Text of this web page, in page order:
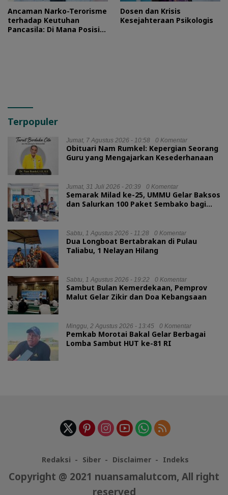
Ancaman Narko-Terorisme
terhadap Keutuhan
Pancasila: Di Mana Posisi
Dosen dan Krisis
Kesejahteraan Psikologis
Terpopuler
Jumat, 7 Agustus 2026 - 10:58 0 Komentar
Obituari Nam Rumkel: Kepergian Seorang
Guru yang Mengajarkan Kesederhanaan
Jumat, 31 Juli 2026 - 20:39 0 Komentar
Semarak Milad ke-25, UMMU Gelar Baksos
dan Salurkan 100 Paket Sembako bagi
Sabtu, 1 Agustus 2026 - 11:28 0 Komentar
Dua Longboat Bertabrakan di Pulau
Taliabu, 1 Nelayan Hilang
Sabtu, 1 Agustus 2026 - 19:22 0 Komentar
Sambut Bulan Kemerdekaan, Pemprov
Malut Gelar Zikir dan Doa Kebangsaan
Minggu, 2 Agustus 2026 - 13:45 0 Komentar
Pemkab Morotai Bakal Gelar Berbagai
Lomba Sambut HUT ke-81 RI
Redaksi Siber Disclaimer Indeks
Copyright @ 2021 nuansamalutcom, All right
reserved